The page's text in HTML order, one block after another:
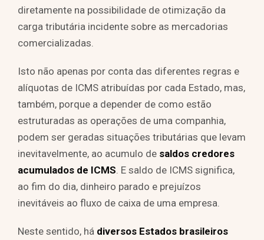
diretamente na possibilidade de otimização da
carga tributária incidente sobre as mercadorias
comercializadas.
Isto não apenas por conta das diferentes regras e
alíquotas de ICMS atribuídas por cada Estado, mas,
também, porque a depender de como estão
estruturadas as operações de uma companhia,
podem ser geradas situações tributárias que levam
inevitavelmente, ao acumulo de saldos credores
acumulados de ICMS. E saldo de ICMS significa,
ao fim do dia, dinheiro parado e prejuízos
inevitáveis ao fluxo de caixa de uma empresa.
Neste sentido, há diversos Estados brasileiros